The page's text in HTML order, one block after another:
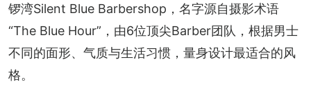
锣湾Silent Blue Barbershop，名字源自摄影术语
“The Blue Hour”，由6位顶尖Barber团队，根据男士
不同的面形、气质与生活习惯，量身设计最适合的风
格。